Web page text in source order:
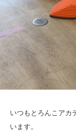
いつもとろんこアカ
います。